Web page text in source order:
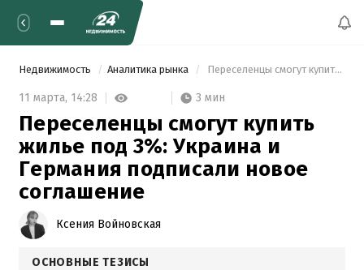
Недвижимость Аналитика рынка Переселенцы смогут купить жилье под 3%: Украина и Германия подписали новое соглашение
11 марта, 14:28 3 мин
Переселенцы смогут купить
жилье под 3%: Украина и
Германия подписали новое
соглашение
Ксения Войновская
ОСНОВНЫЕ ТЕЗИСЫ